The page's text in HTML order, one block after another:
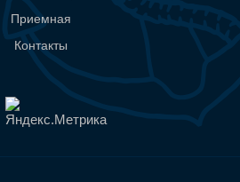
Приемная
Контакты